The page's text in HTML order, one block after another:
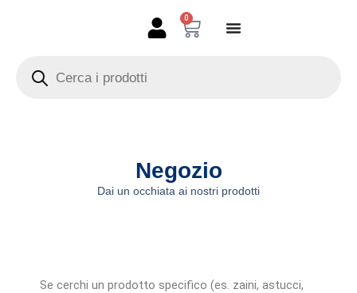
0
Carrello
search
Negozio
Dai un occhiata ai nostri prodotti
Se cerchi un prodotto specifico (es. zaini, astucci,